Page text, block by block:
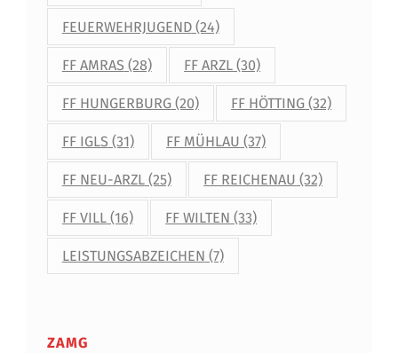
FEUERWEHRJUGEND(24)
FF AMRAS (28) FF ARZL (30)
FF HUNGERBURG(20) FF HÖTTING (32)
FF IGLS (31) FF MÜHLAU (37)
FF NEU-ARZL(25) FF REICHENAU (32)
FF VILL(16) FF WILTEN (33)
LEISTUNGSABZEICHEN (7)
ZAMG